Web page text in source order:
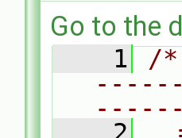
Go to the
    1
/